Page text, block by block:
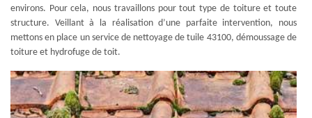
environs. Pour cela, nous travaillons pour tout type de toiture et toute
structure. Veillant à la réalisation d’une parfaite intervention, nous
mettons en place un service de nettoyage de tuile 43100, démoussage de
toiture et hydrofuge de toit.